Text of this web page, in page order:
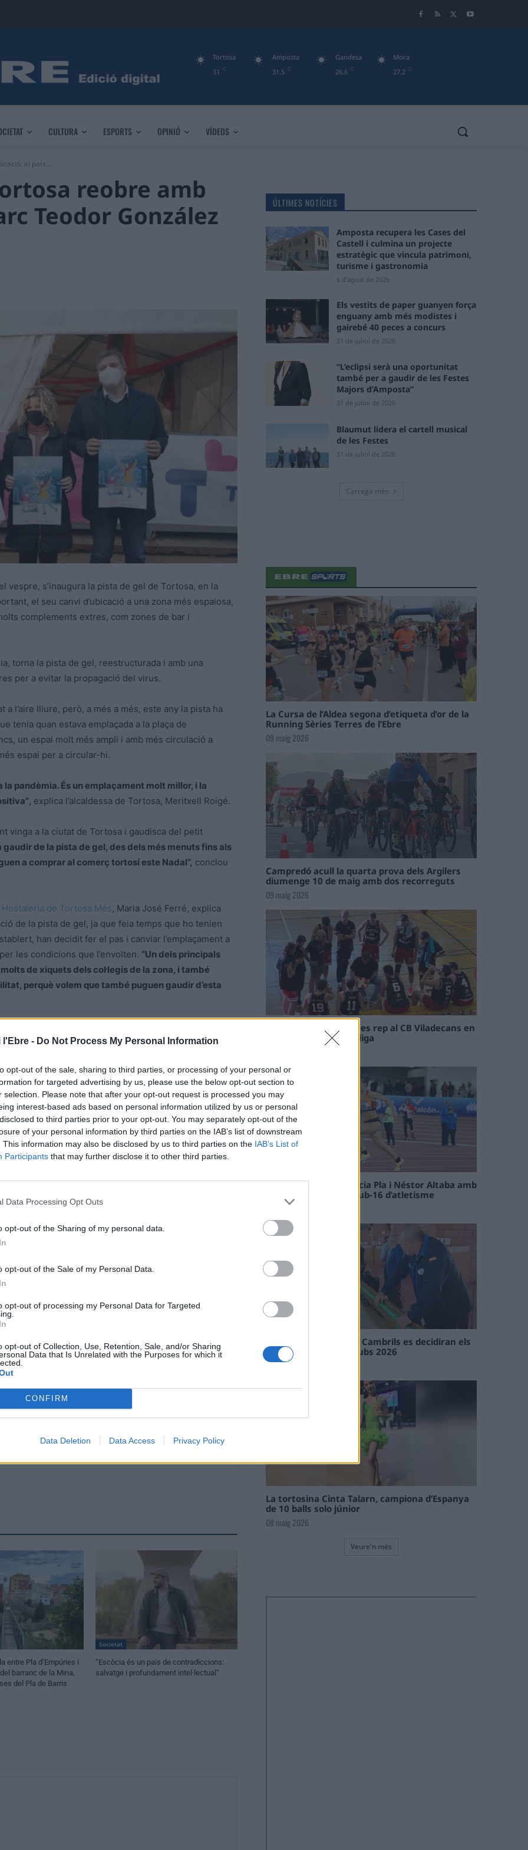
l'Ebre - Do Not Process My Personal Information
opt-out of the sale, sharing to third parties, or processing of your personal or
for targeted advertising by us, please use the below opt-out section to
selection. Please note that after your opt-out request is processed you may
interest-based ads based on personal information utilized by us or personal
to third parties prior to your opt-out. You may separately opt-out of the
of your personal information by third parties on the IAB’s list of downstream
This information may also be disclosed by us to third parties on the IAB’s List of
Participants that may further disclose it to other third parties.
Data Processing Opt Outs
opt-out of the Sharing of my personal data.
opt-out of the Sale of my Personal Data.
opt-out of processing my Personal Data for Targeted
opt-out of Collection, Use, Retention, Sale, and/or Sharing
Data that Is Unrelated with the Purposes for which it
CONFIRM
Data Deletion Data Access Privacy Policy
31 C
Tortosa
31.5 C
Amposta
26.6 C
Gandesa
27.2 C
Mora
CULTURA ESPORTS OPINIÓ VÍDEOS
el parc...
reobre amb
Teodor González
s’inaugura la pista de gel de Tortosa, en la
el seu canvi d’ubicació a una zona més espaiosa,
complements extres, com zones de bar i
torna la pista de gel, reestructurada i amb una
per a evitar la propagació del virus.
l’aire lliure, però, a més a més, este any la pista ha
tenia quan estava emplaçada a la plaça de
un espai molt més ampli i amb més circulació a
espai per a circular-hi.
pandèmia. És un emplaçament molt millor, i la
, explica l’alcaldessa de Tortosa, Meritxell Roigé.
vinga a la ciutat de Tortosa i gaudisca del petit
de la pista de gel, des dels més menuts fins als
a comprar al comerç tortosí este Nadal”, conclou
de Tortosa Més, Maria José Ferré, explica
de la pista de gel, ja que feia temps que ho tenien
han decidit fer el pas i canviar l’emplaçament a
les condicions que l’envolten. “Un dels principals
de xiquets dels col·legis de la zona, i també
perquè volem que també puguen gaudir d’esta
que encara que la pista es troba en un
acabat i es prendran altres mesures de seguretat, com
de gel hidroalcohòlic en entrar i sortir de les
Servei i Hostaleria de Tortosa Més, ha explicat al
de la propagació de la covid, com una entrada i
mai, l’augment de l’espai interior, que a causa de les
desinfecció dels patins, un cop usats. “A poc a
patinatge. Per ara, les estadístiques ens mostren
per tant, este és un fet positiu per a voler
Els bars entomen amb resignació la segona entrada
en vigor del certificat covid: «És una pèrdua de temps»
entre Pla d’Empúries i
barranc de la Mina,
del Pla de Barris
Societat
“Escòcia és un país de contradiccions:
salvatge i profundament intel·lectual”
ÚLTIMES NOTÍCIES
Amposta recupera les Cases del
Castell i culmina un projecte
estratègic que vincula patrimoni,
turisme i gastronomia
6 d'agost de 2026
Els vestits de paper guanyen força
enguany amb més modistes i
gairebé 40 peces a concurs
31 de juliol de 2026
“L’eclipsi serà una oportunitat
també per a gaudir de les Festes
Majors d’Amposta”
31 de juliol de 2026
Blaumut lidera el cartell musical
de les Festes
31 de juliol de 2026
Carrega més
La Cursa de l’Aldea segona d’etiqueta d’or de la
Running Sèries Terres de l’Ebre
09 maig 2026
Campredó acull la quarta prova dels Argilers
diumenge 10 de maig amb dos recorreguts
09 maig 2026
El Cantaires amb baixes rep al CB Viladecans en
el tram decisiu de la lliga
Paula Sintorres, Patrícia Pla i Néstor Altaba amb
la selecció catalana sub-16 d’atletisme
08 maig 2026
En les tirades de Flix i Cambrils es decidiran els
campions de l’Interclubs 2026
08 maig 2026
La tortosina Cinta Talarn, campiona d’Espanya
de 10 balls solo júnior
08 maig 2026
Veure'n més